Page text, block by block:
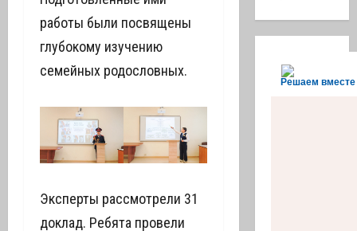
работы были посвящены
глубокому изучению
семейных родословных.
Эксперты рассмотрели 31
доклад. Ребята провели
Решаем вместе